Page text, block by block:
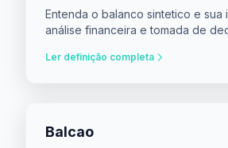
Entenda o balanco sintetico e sua
análise financeira e tomada de
Ler definição completa
Balcao